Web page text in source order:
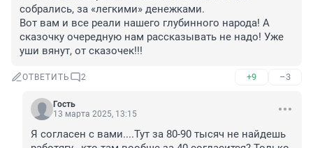
собрались, за «легкими» денежками.
Вот вам и все реали нашего глубинного народа! А
сказочку очередную нам рассказывать не надо! Уже
уши вянут, от сказочек!!!
ОТВЕТИТЬ 2 +9 –3
Гость
13 марта 2025, 13:15
Я согласен с вами....Тут за 80-90 тысяч не найдешь